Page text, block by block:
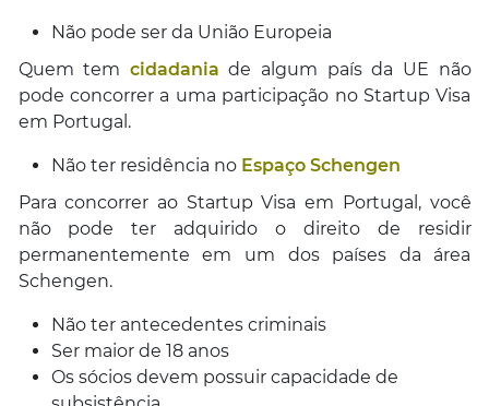
Não pode ser da União Europeia
Quem tem cidadania de algum país da UE não
pode concorrer a uma participação no Startup Visa
em Portugal.
Não ter residência no Espaço Schengen
Para concorrer ao Startup Visa em Portugal, você
não pode ter adquirido o direito de residir
permanentemente em um dos países da área
Schengen.
Não ter antecedentes criminais
Ser maior de 18 anos
Os sócios devem possuir capacidade de